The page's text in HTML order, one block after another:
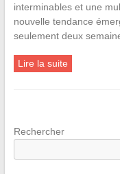
interminables et une
nouvelle tendance
seulement deux
Lire la suite
Rechercher